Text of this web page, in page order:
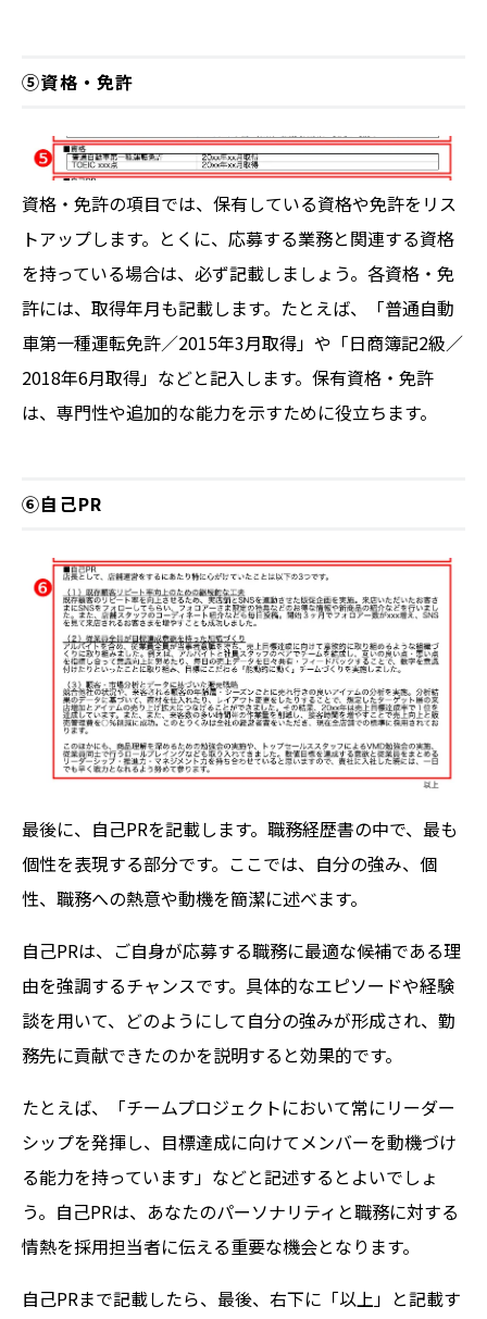
⑤資格・免許
資格・免許の項目では、保有している資格や免許をリス
トアップします。とくに、応募する業務と関連する資格
を持っている場合は、必ず記載しましょう。各資格・免
許には、取得年月も記載します。たとえば、「普通自動
車第一種運転免許／2015年3月取得」や「日商簿記2級／
2018年6月取得」などと記入します。保有資格・免許
は、専門性や追加的な能力を示すために役立ちます。
⑥自己PR
最後に、自己PRを記載します。職務経歴書の中で、最も
個性を表現する部分です。ここでは、自分の強み、個
性、職務への熱意や動機を簡潔に述べます。
自己PRは、ご自身が応募する職務に最適な候補である理
由を強調するチャンスです。具体的なエピソードや経験
談を用いて、どのようにして自分の強みが形成され、勤
務先に貢献できたのかを説明すると効果的です。
たとえば、「チームプロジェクトにおいて常にリーダー
シップを発揮し、目標達成に向けてメンバーを動機づけ
る能力を持っています」などと記述するとよいでしょ
う。自己PRは、あなたのパーソナリティと職務に対する
情熱を採用担当者に伝える重要な機会となります。
自己PRまで記載したら、最後、右下に「以上」と記載す